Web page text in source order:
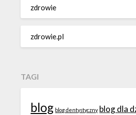
zdrowie
zdrowie.pl
TAGI
blog blog dentystyczny blog dla